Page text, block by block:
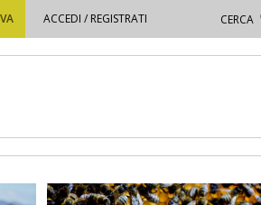
ACCEDI / REGISTRATI